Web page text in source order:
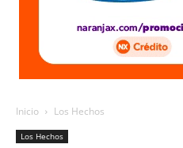
Inicio Los Hechos
Los Hechos